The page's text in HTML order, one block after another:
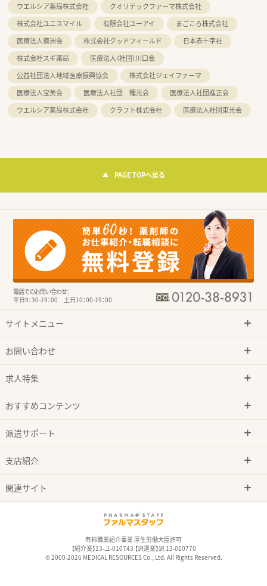
ウエルシア薬局株式会社
クオリテックファーマ株式会社
株式会社ユニスマイル
有限会社ユーアイ
まごころ株式会社
医療法人徳洲会
株式会社グッドフィールド
日本赤十字社
株式会社スギ薬局
医療法人（社団）川口会
公益社団法人地域医療振興協会
株式会社ジェイファーマ
医療法人宝美会
医療法人社団 種光会
医療法人社団進正会
ウエルシア薬局株式会社
クラフト株式会社 医療法人社団東光会
PAGE TOPへ戻る
電話でのお問い合わせ：
平日9：30-19：00 土日10：00-19：00
サイトメニュー
お問い合わせ
求人特集
おすすめコンテンツ
派遣サポート
支店紹介
関連サイト
有料職業紹介事業 厚生労働大臣許可
【紹介業】13-ユ-010743 【派遣業】派 13-010770
© 2000-2026 MEDICAL RESOURCES Co., Ltd. All Rights Reserved.